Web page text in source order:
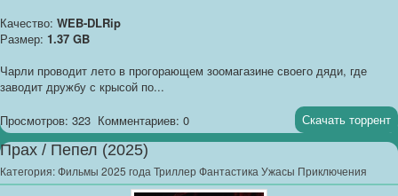
Качество: WEB-DLRip
Размер: 1.37 GB
Чарли проводит лето в прогорающем зоомагазине своего дяди, где
заводит дружбу с крысой по...
Просмотров: 323 Комментариев: 0 Скачать торрент
Прах / Пепел (2025)
Категория:Фильмы 2025 года Триллер Фантастика Ужасы Приключения